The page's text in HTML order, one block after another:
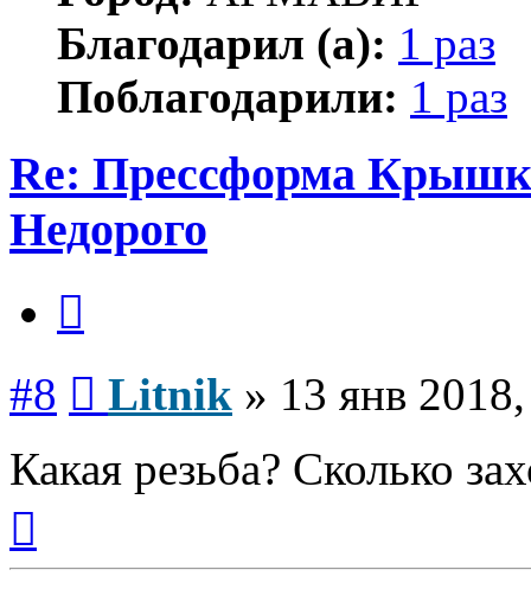
Благодарил (а): 1 раз
Поблагодарили: 1 раз
Re: Прессформа
Недорого
#8 Litnik » 13 янв
Какая резьба? Сколько
началу